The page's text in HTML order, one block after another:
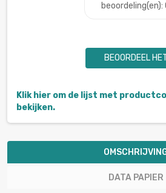
beoordeling(en):
BEOORDEEL
Klik hier om de lijst met
bekijken.
DATA PAPIER